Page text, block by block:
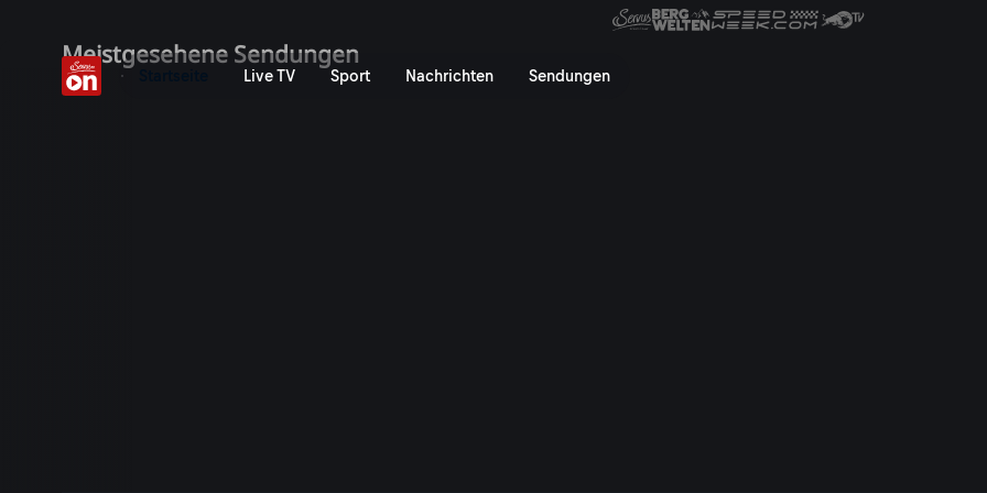
Live TV Sport Nachrichten Sendungen
ServusTV On: Livestreams, Mediathek, TV-Programm,
Meistgesehene Sendungen